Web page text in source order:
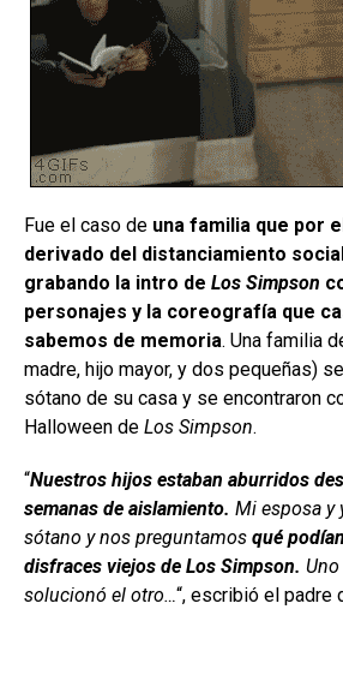
Fue el caso de una familia que por
derivado del distanciamiento
grabando la intro de Los Simpson
personajes y la coreografía que
sabemos de memoria. Una familia
madre, hijo mayor, y dos pequeñas)
sótano de su casa y se encontraron
Halloween de Los Simpson.
“Nuestros hijos estaban aburridos
semanas de aislamiento. Mi esposa y
sótano y nos preguntamos qué
disfraces viejos de Los Simpson.
solucionó el otro…“, escribió el padre